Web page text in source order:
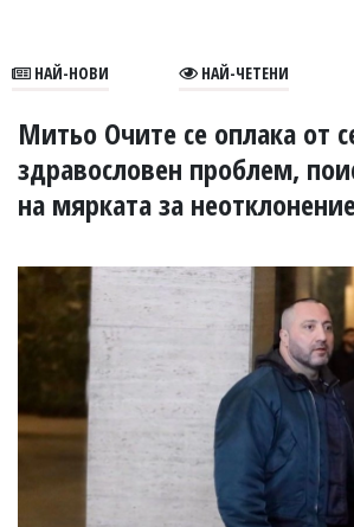
В
УКРАЙНА
СПОРТ
РАЗСЛЕДВАНЕ
БИЗНЕС
Управители:
Василев,
email:
v.vasilev@flagman.bg
k.kassabova@flagman.bg
НАЙ-НОВИ НАЙ-ЧЕТЕНИ
Митьо Очите се оплака от
здравословен проблем,
на мярката за